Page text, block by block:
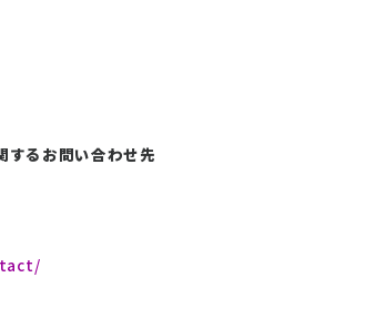
るお問い合わせ先